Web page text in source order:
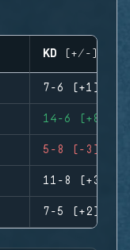
KD (+/-)
7-6 (+1)
14-6 (+8)
5-8 (-3)
11-8 (+3)
7-5 (+2)